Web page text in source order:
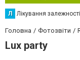
Л Лікування
Головна Фотозвіти
Lux party